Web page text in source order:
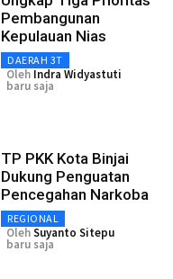
Pembangunan
Kepulauan Nias
DAERAH 3T
Oleh Indra Widyastuti
baru saja
TP PKK Kota Binjai
Dukung Penguatan
Pencegahan Narkoba
REGIONAL
OlehSuyanto Sitepu
baru saja